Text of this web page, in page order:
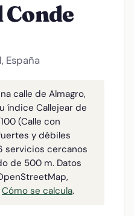
España
calle de Almagro,
índice Callejear de
(Calle con
y débiles
servicios cercanos
de 500 m. Datos
Cómo se calcula.